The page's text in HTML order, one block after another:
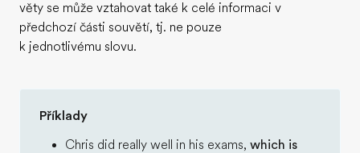
věty se může vztahovat také k celé informaci v
předchozí části souvětí, tj. ne pouze
k jednotlivému slovu.
Příklady
Chris did really well in his exams, which is